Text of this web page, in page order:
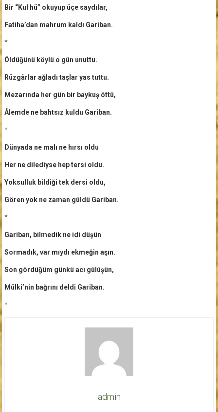
Bir “Kul hü” okuyup üçe saydılar,
Fatiha’dan mahrum kaldı Gariban.
*
Öldüğünü köylü o gün unuttu.
Rüzgârlar ağladı taşlar yas tuttu.
Mezarında her gün bir baykuş öttü,
Âlemde ne bahtsız kuldu Gariban.
*
Dünyada ne malı ne hırsı oldu
Her ne dilediyse hep tersi oldu.
Yoksulluk bildiği tek dersi oldu,
Gören yok ne zaman güldü Gariban.
*
Gariban, bilmedik ne idi düşün
Sormadık, var mıydı ekmeğin aşın.
Son gördüğüm günkü acı gülüşün,
Mülki’nin bağrını deldi Gariban.
*
admin